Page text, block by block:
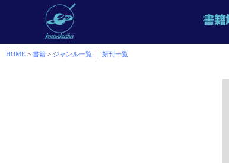
HOME > 書籍 > ジャンル一覧 ｜ 新刊一覧